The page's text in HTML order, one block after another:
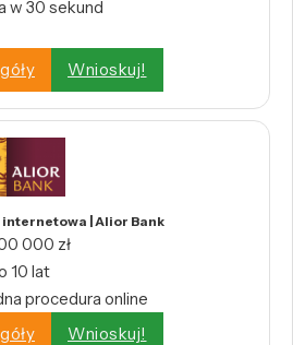
w 30 sekund
Wnioskuj!
internetowa | Alior Bank
000 zł
10 lat
procedura online
Wnioskuj!